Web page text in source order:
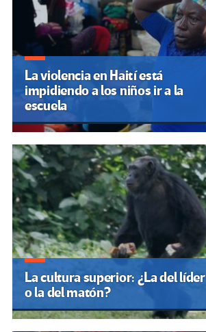
La violencia en Haití está
impidiendo a los niños ir a la
escuela
La cultura superior: ¿La del líder
o la del matón?